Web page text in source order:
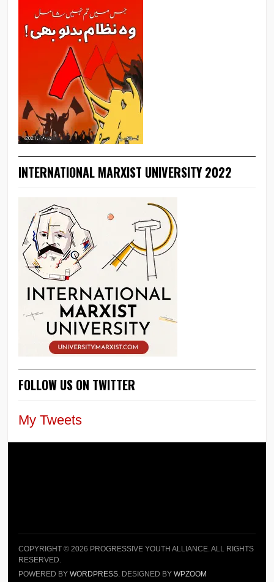
INTERNATIONAL MARXIST UNIVERSITY 2022
FOLLOW US ON TWITTER
My Tweets
COPYRIGHT © 2026 PROGRESSIVE YOUTH ALLIANCE. ALL RIGHTS
RESERVED.
POWERED BYWORDPRESS. DESIGNED BYWPZOOM